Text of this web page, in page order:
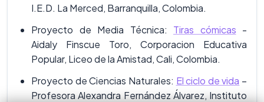
I.E.D. La Merced, Barranquilla, Colombia.
Proyecto de Media Técnica: Tiras cómicas -
Aidaly Finscue Toro, Corporacion Educativa
Popular, Liceo de la Amistad, Cali, Colombia.
Proyecto de Ciencias Naturales: El ciclo de vida –
Profesora Alexandra Fernández Álvarez, Instituto